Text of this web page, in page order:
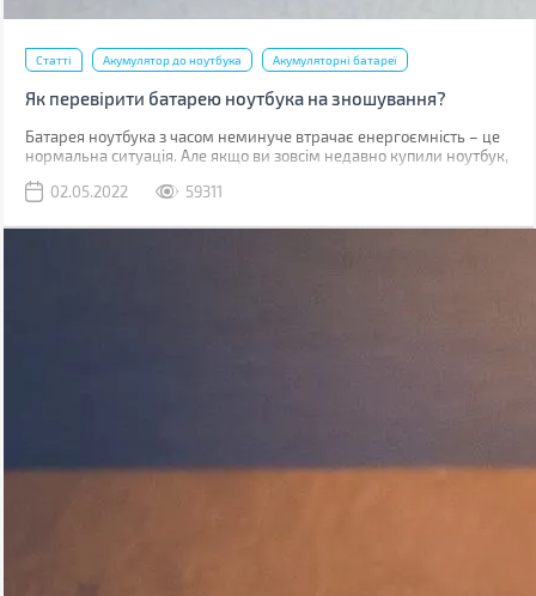
Статті Акумулятор до ноутбука Акумуляторні батареї
Як перевірити батарею ноутбука на зношування?
​​​​​Батарея ноутбука з часом неминуче втрачає енергоємність – це
нормальна ситуація. Але якщо ви зовсім недавно купили ноутбук,
гарантійний термін батареї (зазвичай від 1 до 3 років залежно від
зносилася (більше 20%), то виробник здійснює безкоштовну
02.05.2022 59311